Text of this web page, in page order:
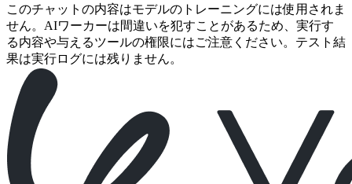
このチャットの内容はモデルのトレーニングには使用されま
せん。AIワーカーは間違いを犯すことがあるため、実行す
る内容や与えるツールの権限にはご注意ください。テスト結
果は実行ログには残りません。